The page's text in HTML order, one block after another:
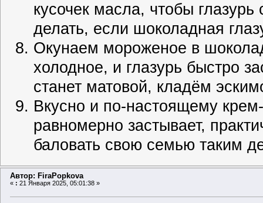
кусочек масла, чтобы
делать, если шоколадная
Окунаем мороженое в
холодное, и глазурь быстро
станет матовой, кладём
Вкусно и по-настоящему
равномерно застывает,
баловать свою семью таким
Автор: FiraPopkova
« : 21 Января 2025, 05:01:38 »